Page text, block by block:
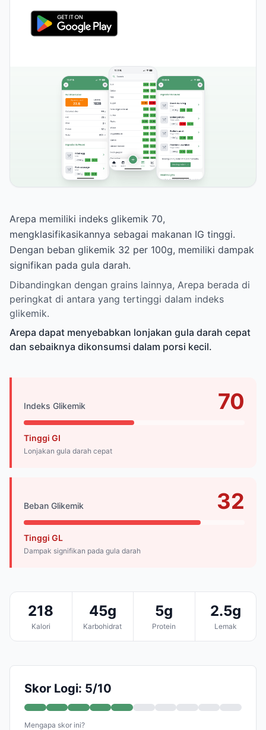
Arepa memiliki indeks glikemik 70,
mengklasifikasikannya sebagai makanan IG tinggi.
Dengan beban glikemik 32 per 100g, memiliki dampak
signifikan pada gula darah.
Dibandingkan dengan grains lainnya, Arepa berada di
peringkat di antara yang tertinggi dalam indeks
glikemik.
Arepa dapat menyebabkan lonjakan gula darah cepat
dan sebaiknya dikonsumsi dalam porsi kecil.
Indeks Glikemik 70
Tinggi GI
Lonjakan gula darah cepat
Beban Glikemik 32
Tinggi GL
Dampak signifikan pada gula darah
218
Kalori
45g
Karbohidrat
5g
Protein
2.5g
Lemak
Skor Logi: 5/10
Mengapa skor ini?